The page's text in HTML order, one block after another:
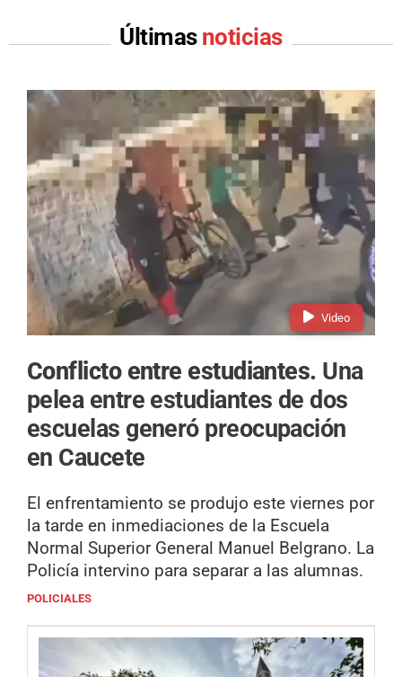
Últimas noticias
Video
Conflicto entre estudiantes. Una
pelea entre estudiantes de dos
escuelas generó preocupación
en Caucete
El enfrentamiento se produjo este viernes por
la tarde en inmediaciones de la Escuela
Normal Superior General Manuel Belgrano. La
Policía intervino para separar a las alumnas.
POLICIALES